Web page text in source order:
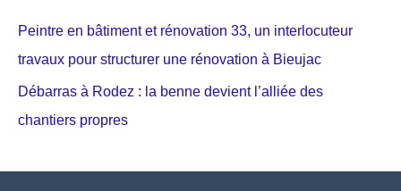
Peintre en bâtiment et rénovation 33, un interlocuteur
travaux pour structurer une rénovation à Bieujac
Débarras à Rodez : la benne devient l’alliée des
chantiers propres